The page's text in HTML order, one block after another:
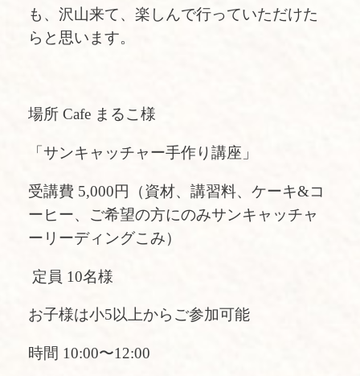
も、沢山来て、楽しんで行っていただけた
らと思います。
場所 Cafe まるこ様
「サンキャッチャー手作り講座」
受講費 5,000円（資材、講習料、ケーキ&コ
ーヒー、ご希望の方にのみサンキャッチャ
ーリーディングこみ）
定員 10名様
お子様は小5以上からご参加可能
時間 10:00〜12:00